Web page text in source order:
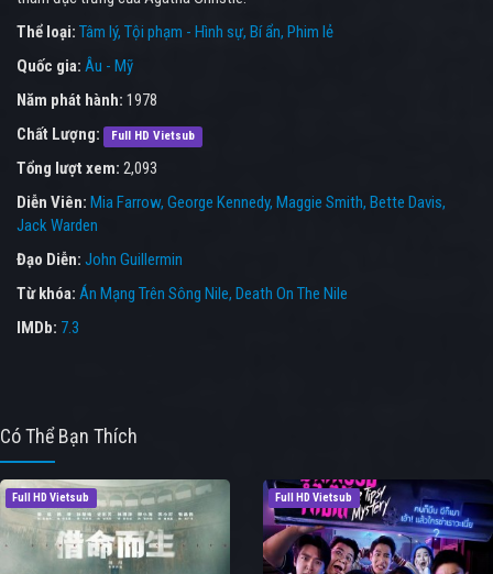
Thể loại: Tâm lý Tội phạm - Hình sự Bí ẩn Phim lẻ
Quốc gia: Âu - Mỹ
Năm phát hành: 1978
Chất Lượng:
Full HD Vietsub
Tổng lượt xem: 2,093
Diễn Viên: Mia Farrow George Kennedy Maggie Smith Bette Davis
Jack Warden
Đạo Diễn: John Guillermin
Từ khóa: Án Mạng Trên Sông Nile, Death On The Nile
IMDb: 7.3
Có Thể Bạn Thích
Full HD Vietsub Full HD Vietsub